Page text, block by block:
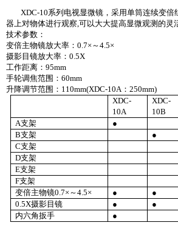
XDC-10系列电视显微镜，采用单筒连续变倍
器上对物体进行观察,可以大大提高显微观测的灵
技术参数：
变倍主物镜放大率：0.7×～4.5×
摄影目镜放大率：0.5X
工作距离：95mm
手轮调焦范围：60mm
升降调节范围： 110mm(XDC-10A：250mm)
XDC-
10A
XDC-
10B
A支架
●
B支架
●
C支架
D支架
E支架
F支架
变倍主物镜0.7×～4.5× ●
●
0.5X摄影目镜 ●
●
内六角扳手
●